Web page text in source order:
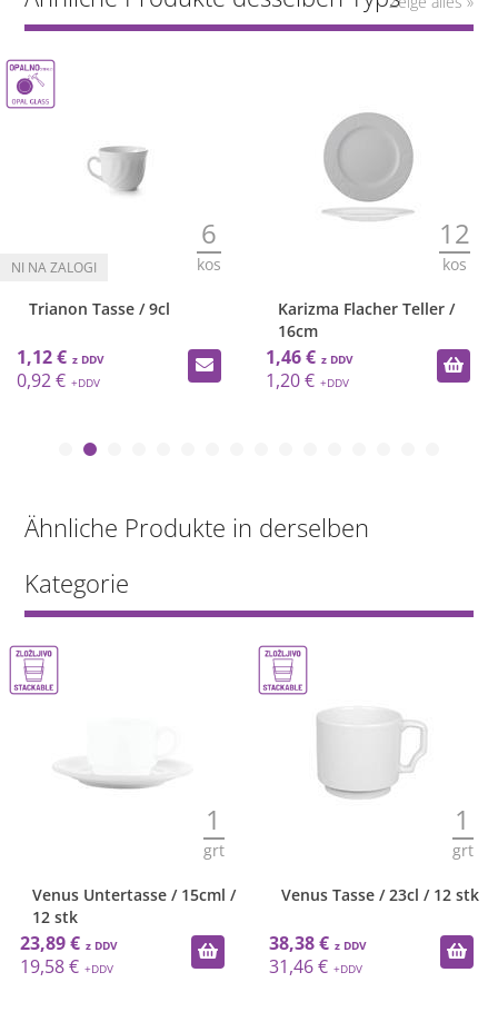
6
kos
Trianon Tasse / 9cl
1,12 €
0,92 €
12
kos
Karizma Flacher Teller /
16cm
1,46 €
1,20 €
Ähnliche Produkte in derselben
Kategorie
1
grt
Venus Untertasse / 15cml /
12 stk
23,89 €
19,58 €
1
grt
Venus Tasse / 23cl / 12 stk
38,38 €
31,46 €